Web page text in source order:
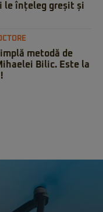
le înțeleg greșit și
metodă de
Bilic. Este la